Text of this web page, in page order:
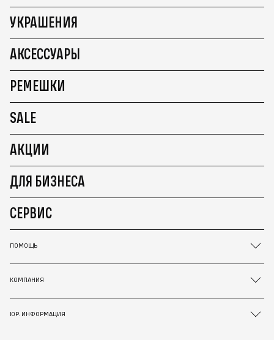
УКРАШЕНИЯ
АКСЕССУАРЫ
РЕМЕШКИ
SALE
АКЦИИ
ДЛЯ БИЗНЕСА
СЕРВИС
ПОМОЩЬ
КОМПАНИЯ
ЮР. ИНФОРМАЦИЯ